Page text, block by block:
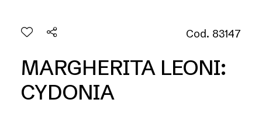
Cod. 83147
MARGHERITA LEONI:
CYDONIA